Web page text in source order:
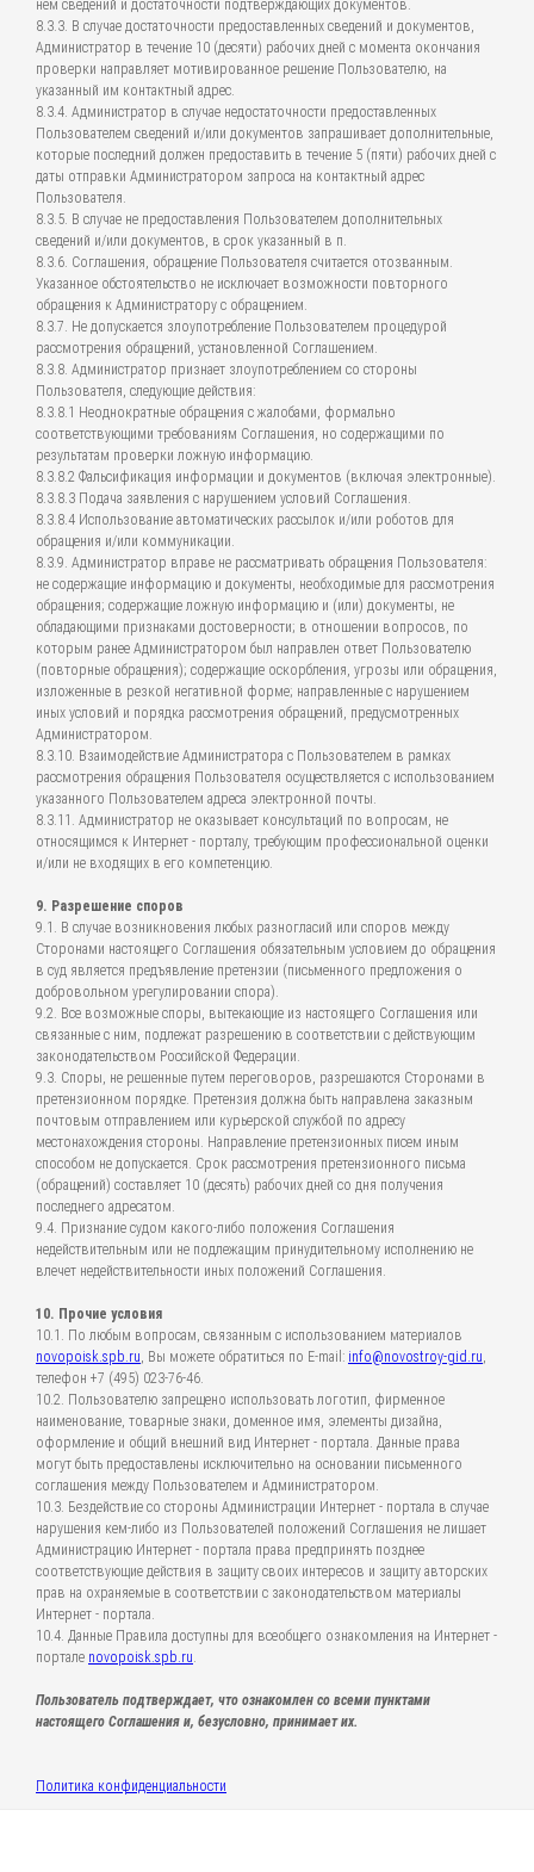
нем сведений и достаточности подтверждающих документов.
8.3.3. В случае достаточности предоставленных сведений и документов,
Администратор в течение 10 (десяти) рабочих дней с момента окончания
проверки направляет мотивированное решение Пользователю, на
указанный им контактный адрес.
8.3.4. Администратор в случае недостаточности предоставленных
Пользователем сведений и/или документов запрашивает дополнительные,
которые последний должен предоставить в течение 5 (пяти) рабочих дней с
даты отправки Администратором запроса на контактный адрес
Пользователя.
8.3.5. В случае не предоставления Пользователем дополнительных
сведений и/или документов, в срок указанный в п.
8.3.6. Соглашения, обращение Пользователя считается отозванным.
Указанное обстоятельство не исключает возможности повторного
обращения к Администратору с обращением.
8.3.7. Не допускается злоупотребление Пользователем процедурой
рассмотрения обращений, установленной Соглашением.
8.3.8. Администратор признает злоупотреблением со стороны
Пользователя, следующие действия:
8.3.8.1 Неоднократные обращения с жалобами, формально
соответствующими требованиям Соглашения, но содержащими по
результатам проверки ложную информацию.
8.3.8.2 Фальсификация информации и документов (включая электронные).
8.3.8.3 Подача заявления с нарушением условий Соглашения.
8.3.8.4 Использование автоматических рассылок и/или роботов для
обращения и/или коммуникации.
8.3.9. Администратор вправе не рассматривать обращения Пользователя:
не содержащие информацию и документы, необходимые для рассмотрения
обращения; содержащие ложную информацию и (или) документы, не
обладающими признаками достоверности; в отношении вопросов, по
которым ранее Администратором был направлен ответ Пользователю
(повторные обращения); содержащие оскорбления, угрозы или обращения,
изложенные в резкой негативной форме; направленные с нарушением
иных условий и порядка рассмотрения обращений, предусмотренных
Администратором.
8.3.10. Взаимодействие Администратора с Пользователем в рамках
рассмотрения обращения Пользователя осуществляется с использованием
указанного Пользователем адреса электронной почты.
8.3.11. Администратор не оказывает консультаций по вопросам, не
относящимся к Интернет - порталу, требующим профессиональной оценки
и/или не входящих в его компетенцию.
9. Разрешение споров
9.1. В случае возникновения любых разногласий или споров между
Сторонами настоящего Соглашения обязательным условием до обращения
в суд является предъявление претензии (письменного предложения о
добровольном урегулировании спора).
9.2. Все возможные споры, вытекающие из настоящего Соглашения или
связанные с ним, подлежат разрешению в соответствии с действующим
законодательством Российской Федерации.
9.3. Споры, не решенные путем переговоров, разрешаются Сторонами в
претензионном порядке. Претензия должна быть направлена заказным
почтовым отправлением или курьерской службой по адресу
местонахождения стороны. Направление претензионных писем иным
способом не допускается. Срок рассмотрения претензионного письма
(обращений) составляет 10 (десять) рабочих дней со дня получения
последнего адресатом.
9.4. Признание судом какого-либо положения Соглашения
недействительным или не подлежащим принудительному исполнению не
влечет недействительности иных положений Соглашения.
10. Прочие условия
10.1. По любым вопросам, связанным с использованием материалов
novopoisk.spb.ru, Вы можете обратиться по E-mail: info@novostroy-gid.ru,
телефон +7 (495) 023-76-46.
10.2. Пользователю запрещено использовать логотип, фирменное
наименование, товарные знаки, доменное имя, элементы дизайна,
оформление и общий внешний вид Интернет - портала. Данные права
могут быть предоставлены исключительно на основании письменного
соглашения между Пользователем и Администратором.
10.3. Бездействие со стороны Администрации Интернет - портала в случае
нарушения кем-либо из Пользователей положений Соглашения не лишает
Администрацию Интернет - портала права предпринять позднее
соответствующие действия в защиту своих интересов и защиту авторских
прав на охраняемые в соответствии с законодательством материалы
Интернет - портала.
10.4. Данные Правила доступны для всеобщего ознакомления на Интернет -
портале novopoisk.spb.ru.
Пользователь подтверждает, что ознакомлен со всеми пунктами
настоящего Соглашения и, безусловно, принимает их.
Политика конфиденциальности